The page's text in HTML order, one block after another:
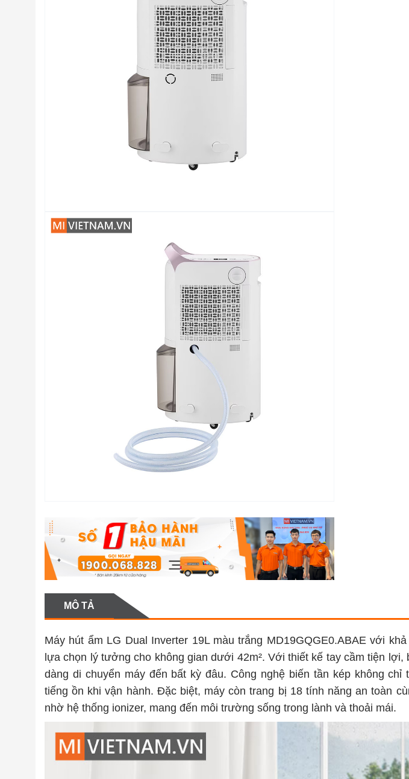
MÔ TẢ
Máy hút ẩm LG Dual Inverter 19L màu trắng MD19GQGE0.ABAE với
lựa chọn lý tưởng cho không gian dưới 42m². Với thiết kế tay cầm tiện lợi,
dàng di chuyển máy đến bất kỳ đâu. Công nghệ biến tần kép không
tiếng ồn khi vận hành. Đặc biệt, máy còn trang bị 18 tính năng an toàn
nhờ hệ thống ionizer, mang đến môi trường sống trong lành và thoải mái.